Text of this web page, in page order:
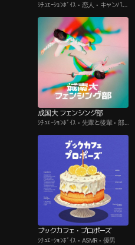
ｼﾁｭｴｰｼｮﾝﾎﾞｲｽ • 恋人 • キャンパス
成国大 フェンシング部
ｼﾁｭｴｰｼｮﾝﾎﾞｲｽ • 先輩と後輩 • 部
ブックカフェ・プロポーズ
ｼﾁｭｴｰｼｮﾝﾎﾞｲｽ • ASMR • 優男